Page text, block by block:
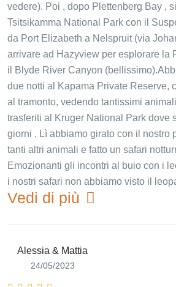
vedere). Poi , dopo Plettenberg Bay ,
Tsitsikamma National Park con il
da Port Elizabeth a Nelspruit (via
arrivare ad Hazyview per esplorare la
il Blyde River Canyon
due notti al Kapama Private Reserve,
al tramonto, vedendo tantissimi
trasferiti al Kruger National Park dove
giorni . Lì abbiamo girato con il nostro
tanti altri animali e fatto un safari
Emozionanti gli incontri al buio con i
i nostri safari non abbiamo visto il
Vedi di più
Alessia & Mattia
24/05/2023